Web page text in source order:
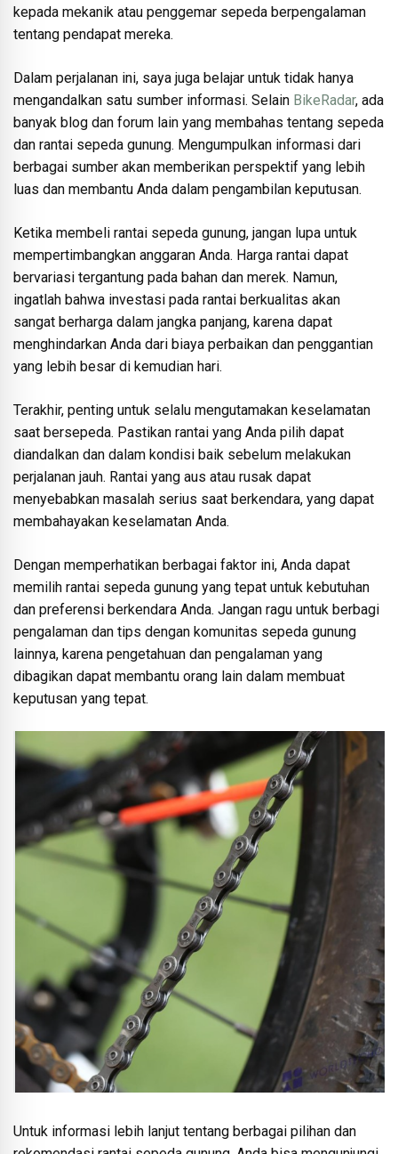
kepada mekanik atau penggemar sepeda berpengalaman
tentang pendapat mereka.
Dalam perjalanan ini, saya juga belajar untuk tidak hanya
mengandalkan satu sumber informasi. Selain BikeRadar, ada
banyak blog dan forum lain yang membahas tentang sepeda
dan rantai sepeda gunung. Mengumpulkan informasi dari
berbagai sumber akan memberikan perspektif yang lebih
luas dan membantu Anda dalam pengambilan keputusan.
Ketika membeli rantai sepeda gunung, jangan lupa untuk
mempertimbangkan anggaran Anda. Harga rantai dapat
bervariasi tergantung pada bahan dan merek. Namun,
ingatlah bahwa investasi pada rantai berkualitas akan
sangat berharga dalam jangka panjang, karena dapat
menghindarkan Anda dari biaya perbaikan dan penggantian
yang lebih besar di kemudian hari.
Terakhir, penting untuk selalu mengutamakan keselamatan
saat bersepeda. Pastikan rantai yang Anda pilih dapat
diandalkan dan dalam kondisi baik sebelum melakukan
perjalanan jauh. Rantai yang aus atau rusak dapat
menyebabkan masalah serius saat berkendara, yang dapat
membahayakan keselamatan Anda.
Dengan memperhatikan berbagai faktor ini, Anda dapat
memilih rantai sepeda gunung yang tepat untuk kebutuhan
dan preferensi berkendara Anda. Jangan ragu untuk berbagi
pengalaman dan tips dengan komunitas sepeda gunung
lainnya, karena pengetahuan dan pengalaman yang
dibagikan dapat membantu orang lain dalam membuat
keputusan yang tepat.
Untuk informasi lebih lanjut tentang berbagai pilihan dan